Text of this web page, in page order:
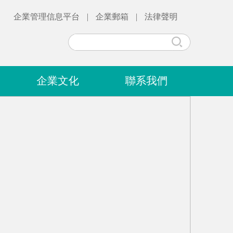
企業管理信息平台 企業郵箱 法律聲明
企業文化 聯系我們